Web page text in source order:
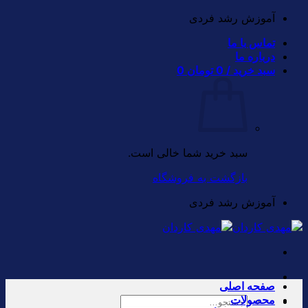
Skip
content
آموزش رشد فردی
تماس با ما
درباره ما
سبد خرید / 0 تومان 0
سبد خرید شما خالی است.
بازگشت به فروشگاه
آموزش رشد فردی
جستجو
صفحه اصلی
محصولات